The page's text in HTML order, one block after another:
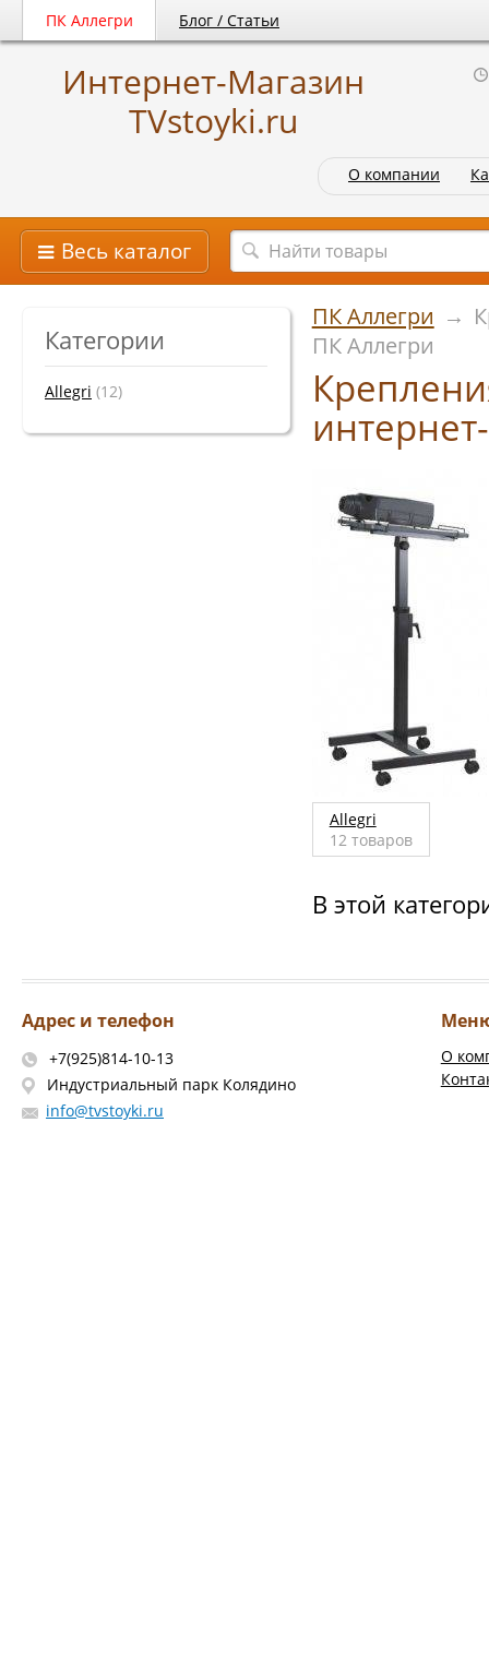
ПК Аллегри Блог / Статьи
Интернет-Магазин
TVstoyki.ru
О компании
Весь каталог
Категории
Allegri (12)
ПК Аллегри →
ПК Аллегри
Allegri
12 товаров
В этой
Адрес и телефон
+7(925)814-10-13
Индустриальный парк Колядино
info@tvstoyki.ru
О